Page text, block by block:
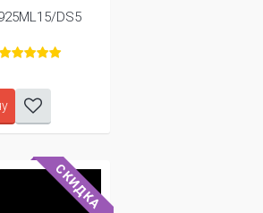
DS5
СКИДКА